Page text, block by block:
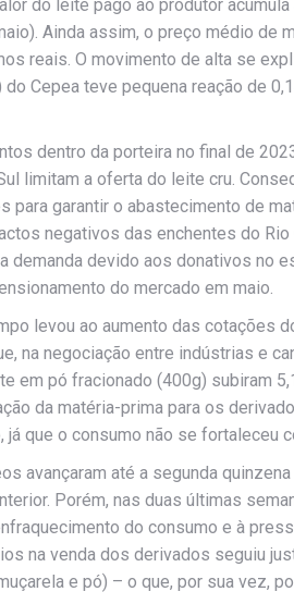
do leite pago ao produtor
Ainda assim, o preço médio de
reais. O movimento de alta se
Cepea teve pequena reação de
dentro da porteira no final de
limitam a oferta do leite cru.
para garantir o abastecimento de
negativos das enchentes do
demanda devido aos donativos no
do mercado em maio.
levou ao aumento das cotações
na negociação entre indústrias e
em pó fracionado (400g) subiram
da matéria-prima para os
já que o consumo não se fortaleceu
avançaram até a segunda
Porém, nas duas últimas
do consumo e à
na venda dos derivados seguiu
e pó) – o que, por sua vez,